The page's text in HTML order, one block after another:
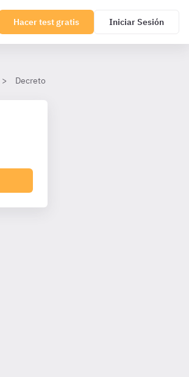
Hacer test gratis Iniciar Sesión
Decreto 51/2025, de 24 de febrero, por el